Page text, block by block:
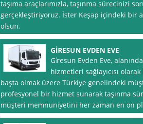
taşıma araçlarımızla, taşınma sürecinizi
gerçekleştiriyoruz. İster Keşap içindeki bir
olsun,
GİRESUN EVDEN EVE
Gi̇resun Evden Eve,
hizmetleri sağlayıcısı
başta olmak üzere Türkiye genelindeki
profesyonel bir hizmet sunarak taşınma
müşteri memnuniyetini her zaman en ön